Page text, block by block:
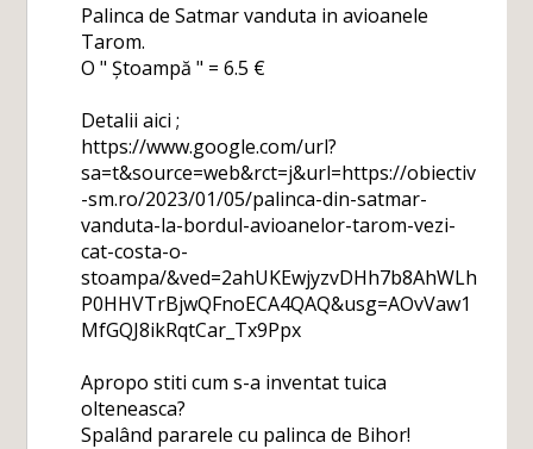
Palinca de Satmar vanduta in avioanele
Tarom.
O " Ștoampă " = 6.5 €
Detalii aici ;
https://www.google.com/url?
sa=t&source=web&rct=j&url=https://obiectiv
-sm.ro/2023/01/05/palinca-din-satmar-
vanduta-la-bordul-avioanelor-tarom-vezi-
cat-costa-o-
stoampa/&ved=2ahUKEwjyzvDHh7b8AhWLh
P0HHVTrBjwQFnoECA4QAQ&usg=AOvVaw1
MfGQJ8ikRqtCar_Tx9Ppx
Apropo stiti cum s-a inventat tuica
olteneasca?
Spalând pararele cu palinca de Bihor!